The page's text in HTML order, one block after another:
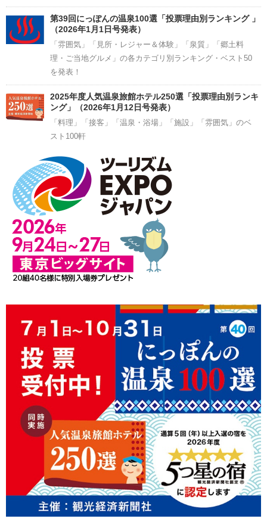
第39回にっぽんの温泉100選「投票理由別ランキング 」
（2026年1月1日号発表）
「雰囲気」「見所・レジャー＆体験」「泉質」「郷土料
理・ご当地グルメ」の各カテゴリ別ランキング・ベスト50
を発表！
2025年度人気温泉旅館ホテル250選「投票理由別ランキ
ング」（2026年1月12日号発表）
「料理」「接客」「温泉・浴場」「施設」「雰囲気」のベ
スト100軒